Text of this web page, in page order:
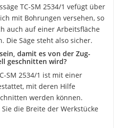
TC-SM 2534/1 vefügt über
mit Bohrungen versehen, so
auch auf einer Arbeitsfläche
Die Säge steht also sicher.
damit es von der Zug-
geschnitten wird?
SM 2534/1 ist mit einer
mit deren Hilfe
werden können.
die Breite der Werkstücke